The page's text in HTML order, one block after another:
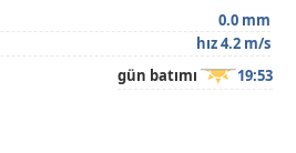
0.0 mm
hız 4.2 m/s
gün batımı 19:53